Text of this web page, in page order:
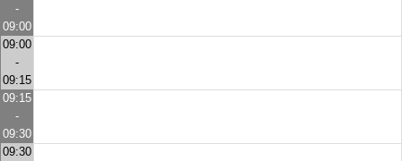
-
09:00
09:00
-
09:15
09:15
-
09:30
09:30